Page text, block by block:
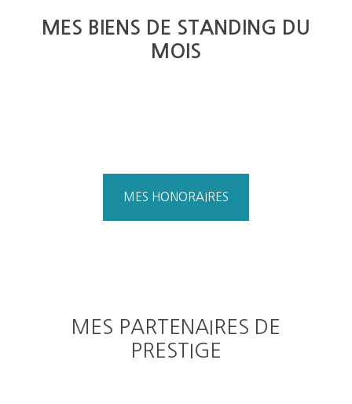
MES BIENS DE STANDING DU
MOIS
MES HONORAIRES
MES PARTENAIRES DE
PRESTIGE